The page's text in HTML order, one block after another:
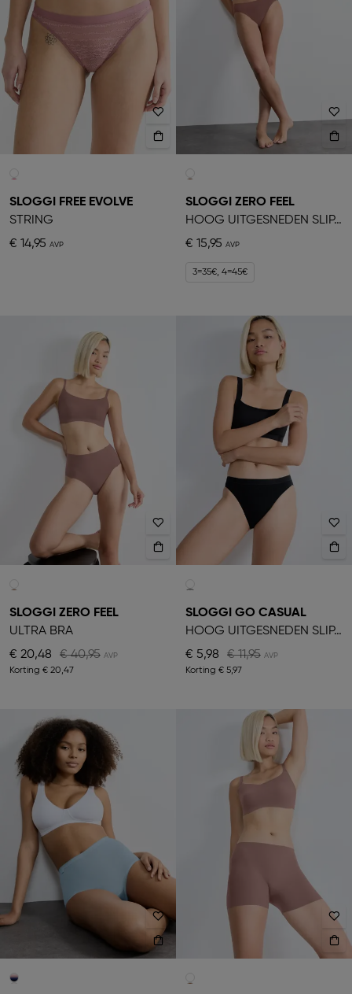
SLOGGI FREE EVOLVE
STRING
€ 14,95
SLOGGI ZERO FEEL
HOOG UITGESNEDEN SLIPJE
€ 15,95
3=35€, 4=45€
SLOGGI ZERO FEEL
ULTRA BRA
€ 20,48
€ 40,95
Korting € 20,47
SLOGGI GO CASUAL
HOOG UITGESNEDEN SLIPJE
€ 5,98
€ 11,95
Korting € 5,97